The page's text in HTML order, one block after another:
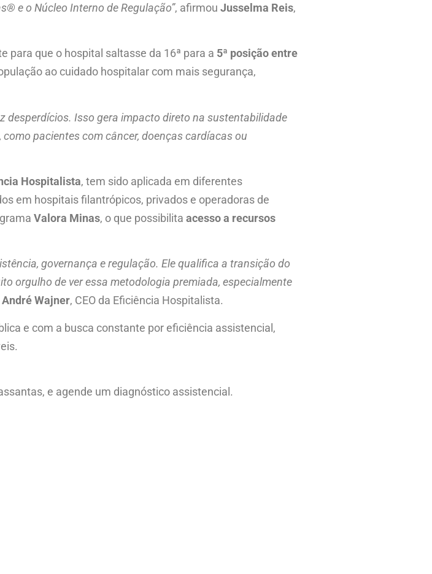
e o Núcleo Interno de Regulação”, afirmou Jusselma Reis,
para que o hospital saltasse da 16ª para a 5ª posição entre
ao cuidado hospitalar com mais segurança,
desperdícios. Isso gera impacto direto na sustentabilidade
pacientes com câncer, doenças cardíacas ou
Hospitalista, tem sido aplicada em diferentes
em hospitais filantrópicos, privados e operadoras de
Valora Minas, o que possibilita acesso a recursos
governança e regulação. Ele qualifica a transição do
orgulho de ver essa metodologia premiada, especialmente
André Wajner, CEO da Eficiência Hospitalista.
e com a busca constante por eficiência assistencial,
e agende um diagnóstico assistencial.